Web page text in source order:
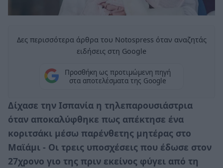
Δες περισσότερα άρθρα του Notospress όταν αναζητάς
ειδήσεις στη Google
Προσθήκη ως προτιμώμενη πηγή
στα αποτελέσματα της Google
Δίχασε την Ισπανία η τηλεπαρουσιάστρια
όταν αποκαλύφθηκε πως απέκτησε ένα
κοριτσάκι μέσω παρένθετης μητέρας στο
Μαϊάμι - Οι τρεις υποσχέσεις που έδωσε στον
27χρονο γιο της πριν εκείνος φύγει από τη